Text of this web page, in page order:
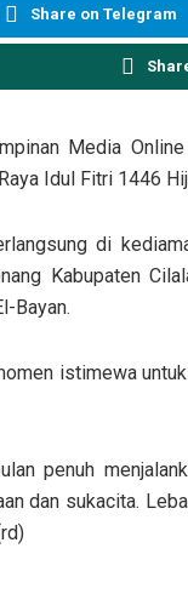
Share on Telegram
Media
Idul Fitri 1446
di
Kabupaten
Bayan.
istimewa
penuh
dan sukacita.